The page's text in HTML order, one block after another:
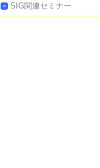
SIG関連セミナー